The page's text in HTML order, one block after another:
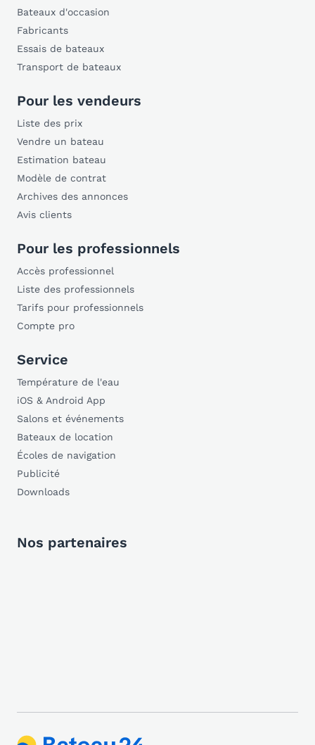
Bateaux d'occasion
Fabricants
Essais de bateaux
Transport de bateaux
Pour les vendeurs
Liste des prix
Vendre un bateau
Estimation bateau
Modèle de contrat
Archives des annonces
Avis clients
Pour les professionnels
Accès professionnel
Liste des professionnels
Tarifs pour professionnels
Compte pro
Service
Température de l'eau
iOS & Android App
Salons et événements
Bateaux de location
Écoles de navigation
Publicité
Downloads
Nos partenaires